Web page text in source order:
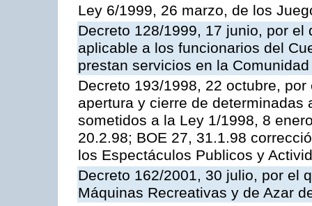
Ley 6/1999, 26 marzo, de los
Decreto 128/1999, 17 junio, por
aplicable a los funcionarios del
prestan servicios en la
Decreto 193/1998, 22 octubre,
apertura y cierre de
sometidos a la Ley 1/1998, 8
20.2.98; BOE 27, 31.1.98
los Espectáculos Publicos y
Decreto 162/2001, 30 julio, por el
Máquinas Recreativas y de Azar